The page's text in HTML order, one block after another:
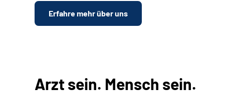
Erfahre mehr über uns
Arzt sein. Mensch sein.